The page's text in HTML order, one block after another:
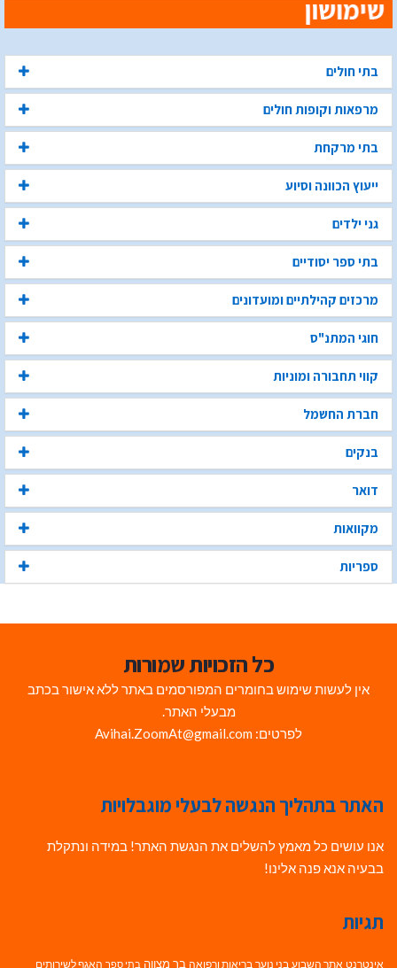
בתי חולים
מרפאות וקופות חולים
בתי מרקחת
ייעוץ הכוונה וסיוע
גני ילדים
בתי ספר יסודיים
מרכזים קהילתיים ומועדונים
חוגי המתנ"ס
קווי תחבורה ומוניות
חברת החשמל
בנקים
דואר
מקוואות
ספריות
כל הזכויות שמורות
אין לעשות שימוש בחומרים המפורסמים באתר ללא אישור בכתב
מבעלי האתר.
לפרטים: Avihai.ZoomAt@gmail.com
האתר בתהליך הנגשה לבעלי מוגבלויות
אנו עושים כל מאמץ להשלים את הנגשת האתר! במידה ונתקלת
בבעיה אנא פנה אלינו!
תגיות
אינטרנט אתר השבוע בני נוער בריאות ורפואה בר מצווה בתי ספר האגף לשירותים